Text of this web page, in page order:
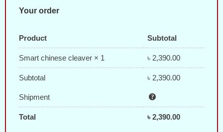
Your order
Product Subtotal
Smart chinese cleaver × 1 ৳ 2,390.00
Subtotal ৳ 2,390.00
Shipment
Total ৳ 2,390.00